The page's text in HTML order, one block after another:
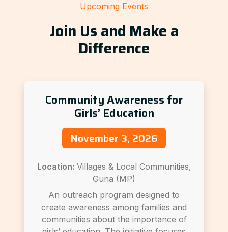
Upcoming Events
Join Us and Make a
Difference
Community Awareness for
Girls’ Education
November 3, 2026
Location: Villages & Local Communities,
Guna (MP)
An outreach program designed to
create awareness among families and
communities about the importance of